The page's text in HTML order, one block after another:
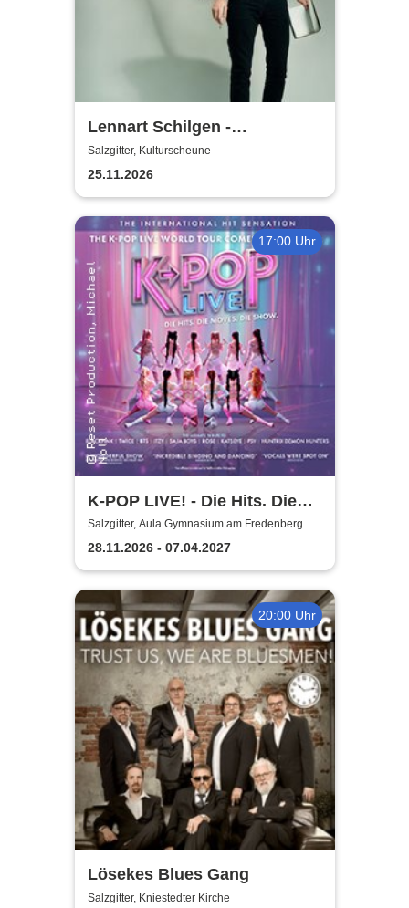
Lennart Schilgen -
Abwesenheitsnotizen
Salzgitter, Kulturscheune
25.11.2026
17:00 Uhr
K-POP LIVE! - Die Hits. Die
Moves. Die Show.
Salzgitter, Aula Gymnasium am Fredenberg
28.11.2026 - 07.04.2027
20:00 Uhr
Lösekes Blues Gang
Salzgitter, Kniestedter Kirche